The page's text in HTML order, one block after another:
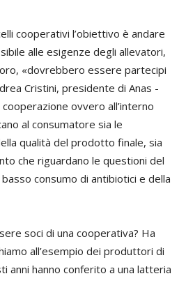
cooperativi l’obiettivo è andare
alle esigenze degli allevatori,
«dovrebbero essere partecipi
Cristini, presidente di Anas -
ovvero all’interno
al consumatore sia le
qualità del prodotto finale, sia
che riguardano le questioni del
consumo di antibiotici e della
soci di una cooperativa? Ha
all’esempio dei produttori di
anni hanno conferito a una latteria